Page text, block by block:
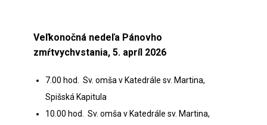
Veľkonočná nedeľa Pánovho
zmŕtvychvstania, 5. apríl 2026
7.00 hod. Sv. omša v Katedrále sv. Martina,
Spišská Kapitula
10.00 hod. Sv. omša v Katedrále sv. Martina,